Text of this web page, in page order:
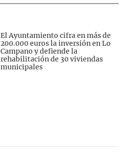
El Ayuntamiento cifra en más de
200.000 euros la inversión en Lo
Campano y defiende la
rehabilitación de 30 viviendas
municipales